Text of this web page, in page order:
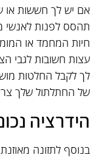
אם יש לך חששות או
תהסס לפנות לאנשי
חיות המחמד או
עצות חשובות לגבי
לך לקבל החלטות
של החתלתול שלך
הידרציה
בנוסף לתזונה